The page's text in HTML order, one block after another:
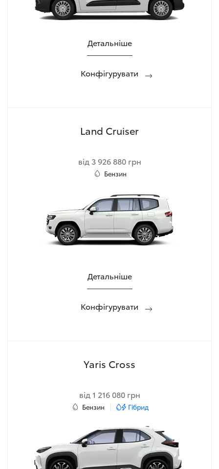
Детальніше
Конфігурувати
Land Cruiser
від 3 926 880 грн
Бензин
Детальніше
Конфігурувати
Yaris Cross
від 1 216 080 грн
Бензин Гібрид